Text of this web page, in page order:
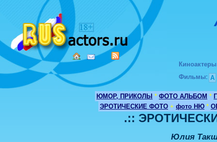
Киноактеры
Фильмы: А
ЮМОР, ПРИКОЛЫ * ФОТО АЛЬБОМ *
ЭРОТИЧЕСКИЕ ФОТО + фото НЮ *
.::
Юлия